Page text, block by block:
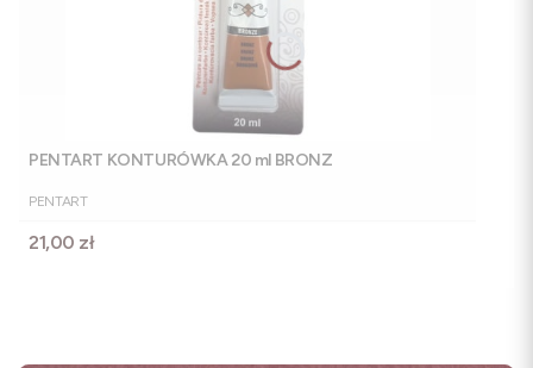
PENTART KONTURÓWKA 20 ml BRONZ
PRODUCENT
PENTART
Cena
21,00 zł